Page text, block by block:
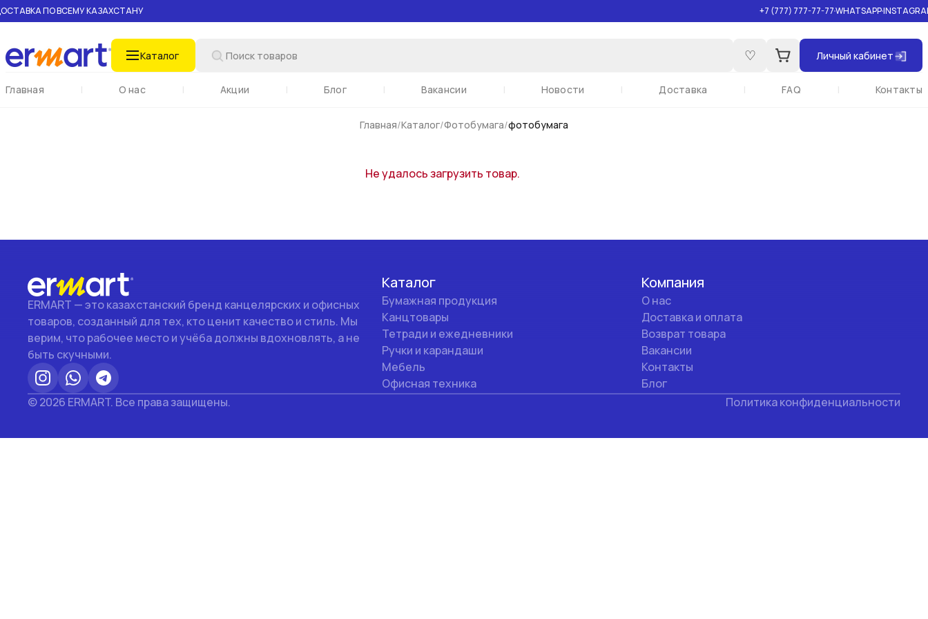
ПО ВСЕМУ КАЗАХСТАНУ +7 (777) 777-77-77WHATSAPP
Каталог Поиск по названию или артикулу ♡ Личный кабинет
Главная | О нас | Акции | Блог | Вакансии | Новости | Доставка | FAQ | Контакты
Главная/Каталог/Фотобумага/фотобумага
Не удалось загрузить товар.
ERMART — это казахстанский бренд канцелярских и офисных
товаров, созданный для тех, кто ценит качество и стиль. Мы
верим, что рабочее место и учёба должны вдохновлять, а не
быть скучными.
Каталог
Бумажная продукция
Канцтовары
Тетради и ежедневники
Ручки и карандаши
Мебель
Офисная техника
Компания
О нас
Доставка и оплата
Возврат товара
Вакансии
Контакты
Блог
© 2026 ERMART. Все права защищены.
Политика конфиденциальности